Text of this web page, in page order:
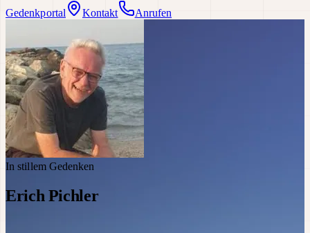
Gedenkportal Kontakt Anrufen
In stillem Gedenken
Erich Pichler